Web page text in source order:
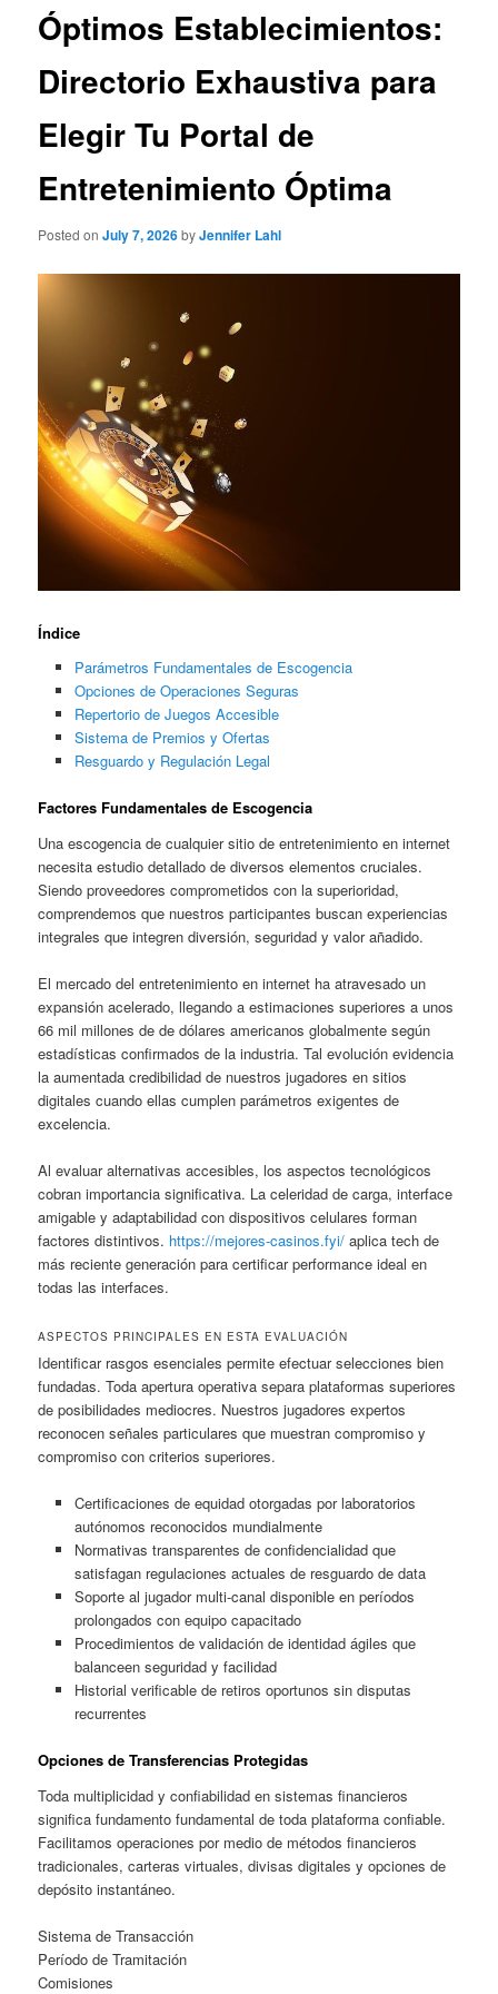
Óptimos Establecimientos:
Directorio Exhaustiva para
Elegir Tu Portal de
Entretenimiento Óptima
Posted onJuly 7, 2026byJennifer Lahl
Índice
Parámetros Fundamentales de Escogencia
Opciones de Operaciones Seguras
Repertorio de Juegos Accesible
Sistema de Premios y Ofertas
Resguardo y Regulación Legal
Factores Fundamentales de Escogencia
Una escogencia de cualquier sitio de entretenimiento en internet
necesita estudio detallado de diversos elementos cruciales.
Siendo proveedores comprometidos con la superioridad,
comprendemos que nuestros participantes buscan experiencias
integrales que integren diversión, seguridad y valor añadido.
El mercado del entretenimiento en internet ha atravesado un
expansión acelerado, llegando a estimaciones superiores a unos
66 mil millones de de dólares americanos globalmente según
estadísticas confirmados de la industria. Tal evolución evidencia
la aumentada credibilidad de nuestros jugadores en sitios
digitales cuando ellas cumplen parámetros exigentes de
excelencia.
Al evaluar alternativas accesibles, los aspectos tecnológicos
cobran importancia significativa. La celeridad de carga, interface
amigable y adaptabilidad con dispositivos celulares forman
factores distintivos. https://mejores-casinos.fyi/ aplica tech de
más reciente generación para certificar performance ideal en
todas las interfaces.
ASPECTOS PRINCIPALES EN ESTA EVALUACIÓN
Identificar rasgos esenciales permite efectuar selecciones bien
fundadas. Toda apertura operativa separa plataformas superiores
de posibilidades mediocres. Nuestros jugadores expertos
reconocen señales particulares que muestran compromiso y
compromiso con criterios superiores.
Certificaciones de equidad otorgadas por laboratorios
autónomos reconocidos mundialmente
Normativas transparentes de confidencialidad que
satisfagan regulaciones actuales de resguardo de data
Soporte al jugador multi-canal disponible en períodos
prolongados con equipo capacitado
Procedimientos de validación de identidad ágiles que
balanceen seguridad y facilidad
Historial verificable de retiros oportunos sin disputas
recurrentes
Opciones de Transferencias Protegidas
Toda multiplicidad y confiabilidad en sistemas financieros
significa fundamento fundamental de toda plataforma confiable.
Facilitamos operaciones por medio de métodos financieros
tradicionales, carteras virtuales, divisas digitales y opciones de
depósito instantáneo.
Sistema de Transacción
Período de Tramitación
Comisiones